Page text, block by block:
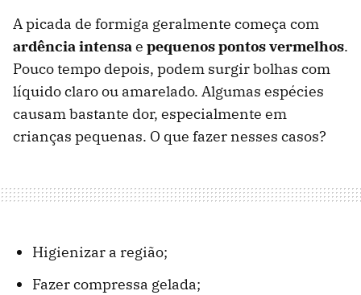
A picada de formiga geralmente começa com
ardência intensae pequenos pontos vermelhos.
Pouco tempo depois, podem surgir bolhas com
líquido claro ou amarelado. Algumas espécies
causam bastante dor, especialmente em
crianças pequenas. O que fazer nesses casos?
Higienizar a região;
Fazer compressa gelada;